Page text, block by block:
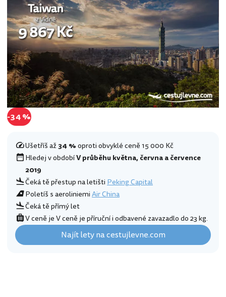
-34 %
Ušetříš až34 %oproti obvyklé ceně 15 000 Kč
Hledej v obdobíV průběhu května, června a července
2019
Čeká tě přestup na letištiPeking Capital
Poletíš s aeroliniemiAir China
Čeká tě přímý let
V ceně je V ceně je příruční i odbavené zavazadlo do 23 kg.
Najít lety na cestujlevne.com